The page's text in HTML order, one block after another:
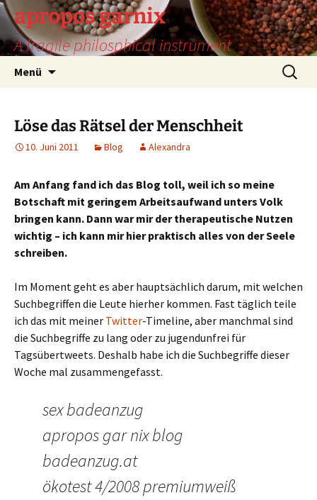
Zum
Inhalt
springen
apropos garnix
A fragile philosphical instrument
Menü
Suchen
nach:
Löse das Rätsel der Menschheit
10. Juni 2011 Blog Alexandra
Am Anfang fand ich das Blog toll, weil ich so meine
Botschaft mit geringem Arbeitsaufwand unters Volk
bringen kann. Dann war mir der therapeutische Nutzen
wichtig – ich kann mir hier praktisch alles von der Seele
schreiben.
Im Moment geht es aber hauptsächlich darum, mit welchen
Suchbegriffen die Leute hierher kommen. Fast täglich teile
ich das mit meiner Twitter-Timeline, aber manchmal sind
die Suchbegriffe zu lang oder zu jugendunfrei für
Tagsübertweets. Deshalb habe ich die Suchbegriffe dieser
Woche mal zusammengefasst.
sex badeanzug
apropos gar nix blog
badeanzug.at
ökotest 4/2008 premiumweiß